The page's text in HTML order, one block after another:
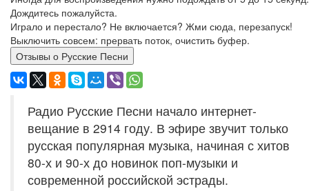
Дождитесь пожалуйста.
Играло и перестало? Не включается? Жми сюда, перезапуск!
Выключить совсем: прервать поток, очистить буфер.
Отзывы о Русские Песни
Радио Русские Песни начало интернет-
вещание в 2914 году. В эфире звучит только
русская популярная музыка, начиная с хитов
80-х и 90-х до новинок поп-музыки и
современной российской эстрады.